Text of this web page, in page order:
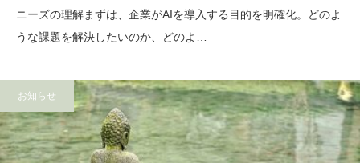
ニーズの理解まずは、企業がAIを導入する目的を明確化。どのよ
うな課題を解決したいのか、どのよ…
お知らせ